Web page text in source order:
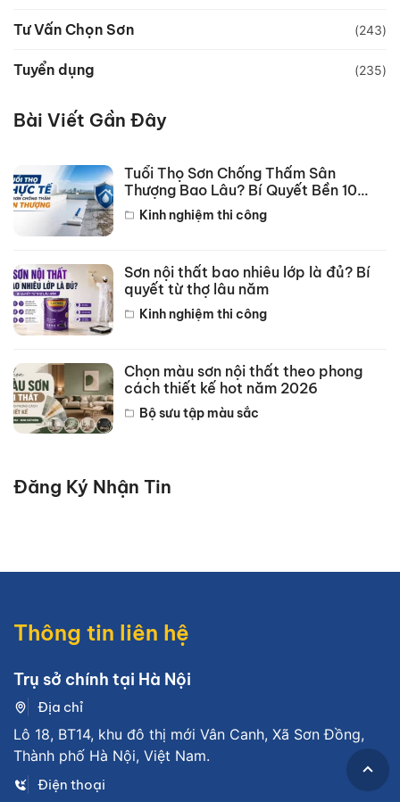
Tư Vấn Chọn Sơn (243)
Tuyển dụng (235)
Bài Viết Gần Đây
Tuổi Thọ Sơn Chống Thấm Sân
Thượng Bao Lâu? Bí Quyết Bền 10
NămKinh nghiệm thi công
Sơn nội thất bao nhiêu lớp là đủ? Bí
quyết từ thợ lâu năm
Kinh nghiệm thi công
Chọn màu sơn nội thất theo phong
cách thiết kế hot năm 2026
Bộ sưu tập màu sắc
Đăng Ký Nhận Tin
Thông tin liên hệ
Trụ sở chính tại Hà Nội
Địa chỉ
Lô 18, BT14, khu đô thị mới Vân Canh, Xã Sơn Đồng,
Thành phố Hà Nội, Việt Nam.
Điện thoại